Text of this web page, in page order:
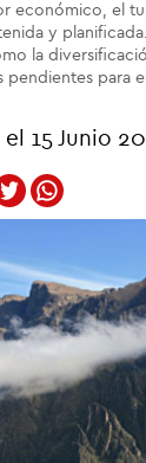
económico, el
y
la
pendientes para
el 15 Junio